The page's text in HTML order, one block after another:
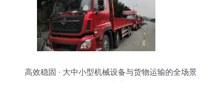
高效稳固 · 大中小型机械设备与货物运输的全场景